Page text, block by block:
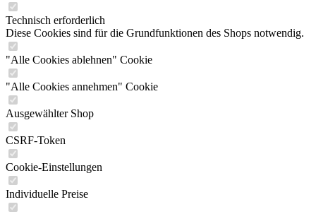
Technisch erforderlich
Diese Cookies sind für die Grundfunktionen des Shops notwendig.
"Alle Cookies ablehnen" Cookie
"Alle Cookies annehmen" Cookie
Ausgewählter Shop
CSRF-Token
Cookie-Einstellungen
Individuelle Preise